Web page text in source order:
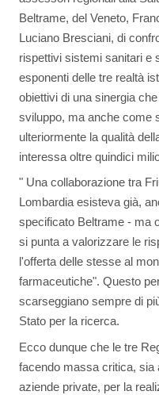
Beltrame, del Veneto,
Luciano Bresciani, di
rispettivi sistemi sanitari e
esponenti delle tre realtà
obiettivi di una sinergia
sviluppo, ma anche come
ulteriormente la qualità
interessa oltre quindici
" Una collaborazione tra
Lombardia esisteva già,
specificato Beltrame - ma
si punta a valorizzare le
l'offerta delle stesse al
farmaceutiche". Questo
scarseggiano sempre di
Stato per la ricerca.
Ecco dunque che le tre
facendo massa critica, sia
aziende private, per la